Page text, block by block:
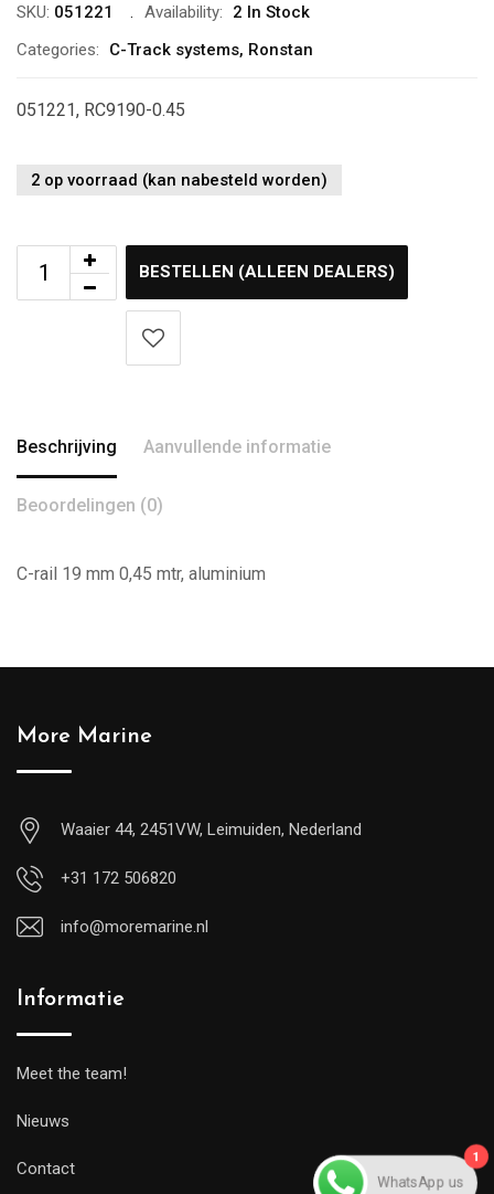
SKU: 051221 Availability:
2 In Stock
Categories:
C-Track systems, Ronstan
051221, RC9190-0.45
2 op voorraad (kan nabesteld worden)
BESTELLEN (ALLEEN DEALERS)
Beschrijving Aanvullende informatie
Beoordelingen (0)
C-rail 19 mm 0,45 mtr, aluminium
More Marine
Waaier 44, 2451VW, Leimuiden, Nederland
+31 172 506820
info@moremarine.nl
Informatie
Meet the team!
Nieuws
Contact
WhatsApp us